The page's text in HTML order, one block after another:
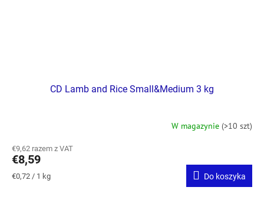
CD Lamb and Rice Small&Medium 3 kg
W magazynie (>10 szt)
€9,62 razem z VAT
€8,59
Cena
€0,72 / 1 kg Do koszyka